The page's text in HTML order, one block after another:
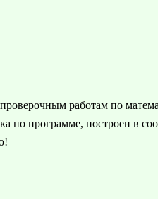
работам по
по программе, построен в